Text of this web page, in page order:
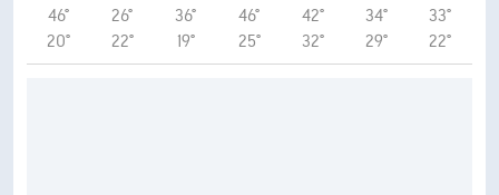
46°
20°
26°
22°
36°
19°
46°
25°
42°
32°
34°
29°
33°
22°